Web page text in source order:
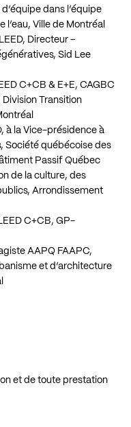
dans l’équipe
Ville de Montréal
Directeur –
Sid Lee
C+CB & E+E, CAGBC
Transition
à la Vice-présidence à
Société québécoise des
Passif Québec
de la culture, des
Arrondissement
C+CB, GP-
AAPQ FAAPC,
et d’architecture
et de toute prestation